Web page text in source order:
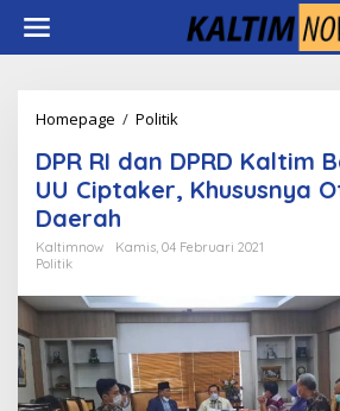
konten
Homepage / Politik
dan
DPRD
Kaltim
Dampak
Khususnya
Otonom
Daerah
DPR RI dan DPRD Kaltim
UU Ciptaker, Khususnya
Daerah
Kaltimnow
Kamis, 04 Februari 2021
Politik